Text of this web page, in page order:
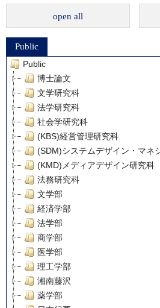
open all
Public
Public
博士論文
文学研究科
法学研究科
社会学研究科
(KBS)経営管理研究科
(SDM)システムデザイン・マネ
(KMD)メディアデザイン研究科
法務研究科
文学部
経済学部
法学部
商学部
医学部
理工学部
湘南藤沢
薬学部